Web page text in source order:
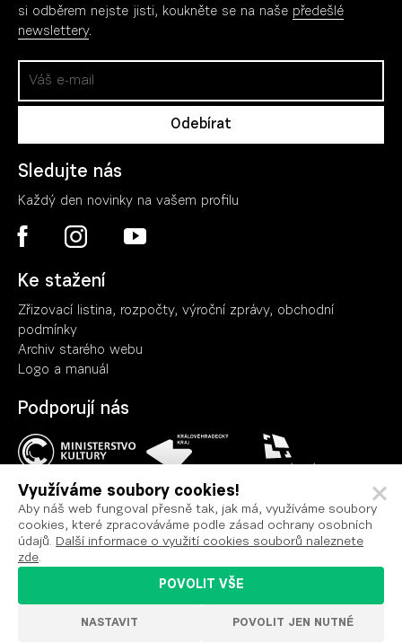
si odběrem nejste jisti, koukněte se na naše předešlé
newslettery.
Sledujte nás
Každý den novinky na vašem profilu
Ke stažení
Zřizovací listina, rozpočty, výroční zprávy, obchodní
podmínky
Archiv starého webu
Logo a manuál
Podporují nás
Ochrana osobních údajů
Prohlášení o přístupnosti
Nastavení cookies
VYROBILO
Využíváme soubory cookies!
Aby náš web fungoval přesně tak, jak má, využíváme soubory
cookies, které zpracováváme podle zásad ochrany osobních
údajů. Další informace o využití cookies souborů naleznete
zde.
NASTAVIT POVOLIT JEN NUTNÉ
POVOLIT VŠE